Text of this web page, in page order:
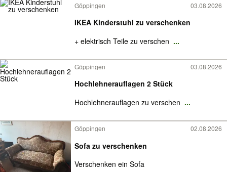
Göppingen 03.08.2026
IKEA Kinderstuhl zu verschenken
+ elektrisch Teile zu verschen ...
Göppingen 03.08.2026
Hochlehnerauflagen 2 Stück
Hochlehnerauflagen zu verschen ...
Göppingen 02.08.2026
Sofa zu verschenken
Verschenken ein Sofa